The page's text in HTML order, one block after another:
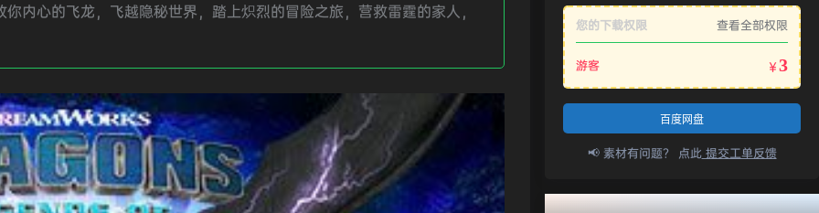
内心的飞龙，飞越隐秘世界，踏上炽烈的冒险之旅，营救雷霆的家人，
您的下载权限 查看全部权限
游客 ￥3
百度网盘
📢 素材有问题？ 点此提交工单反馈